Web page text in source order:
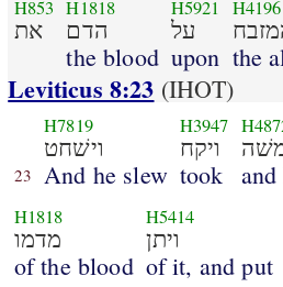
H853
את
H1818
הדם
the blood
H5921
על
upon
H4196
the
Leviticus 8:23 (IHOT)
23
H7819
וישׁחט
And he slew
H3947
ויקח
took
H1818
מדמו
of the blood
H5414
ויתן
of it, and put